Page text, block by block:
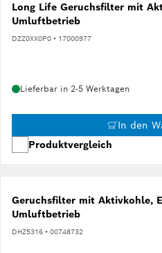
Long Life Geruchsfilter mit
Umluftbetrieb
DZZ0XX0P0 • 17000977
Lieferbar in 2-5 Werktagen
In den
Produktvergleich
Geruchsfilter mit Aktivkohle,
Umluftbetrieb
DHZ5316 • 00748732